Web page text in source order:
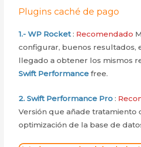
Plugins caché de pago
1.- WP Rocket : Recomendado
configurar, buenos resultados,
llegado a obtener los mismos
Swift Performance free.
2. Swift Performance Pro :
Versión que añade tratamiento
optimización de la base de